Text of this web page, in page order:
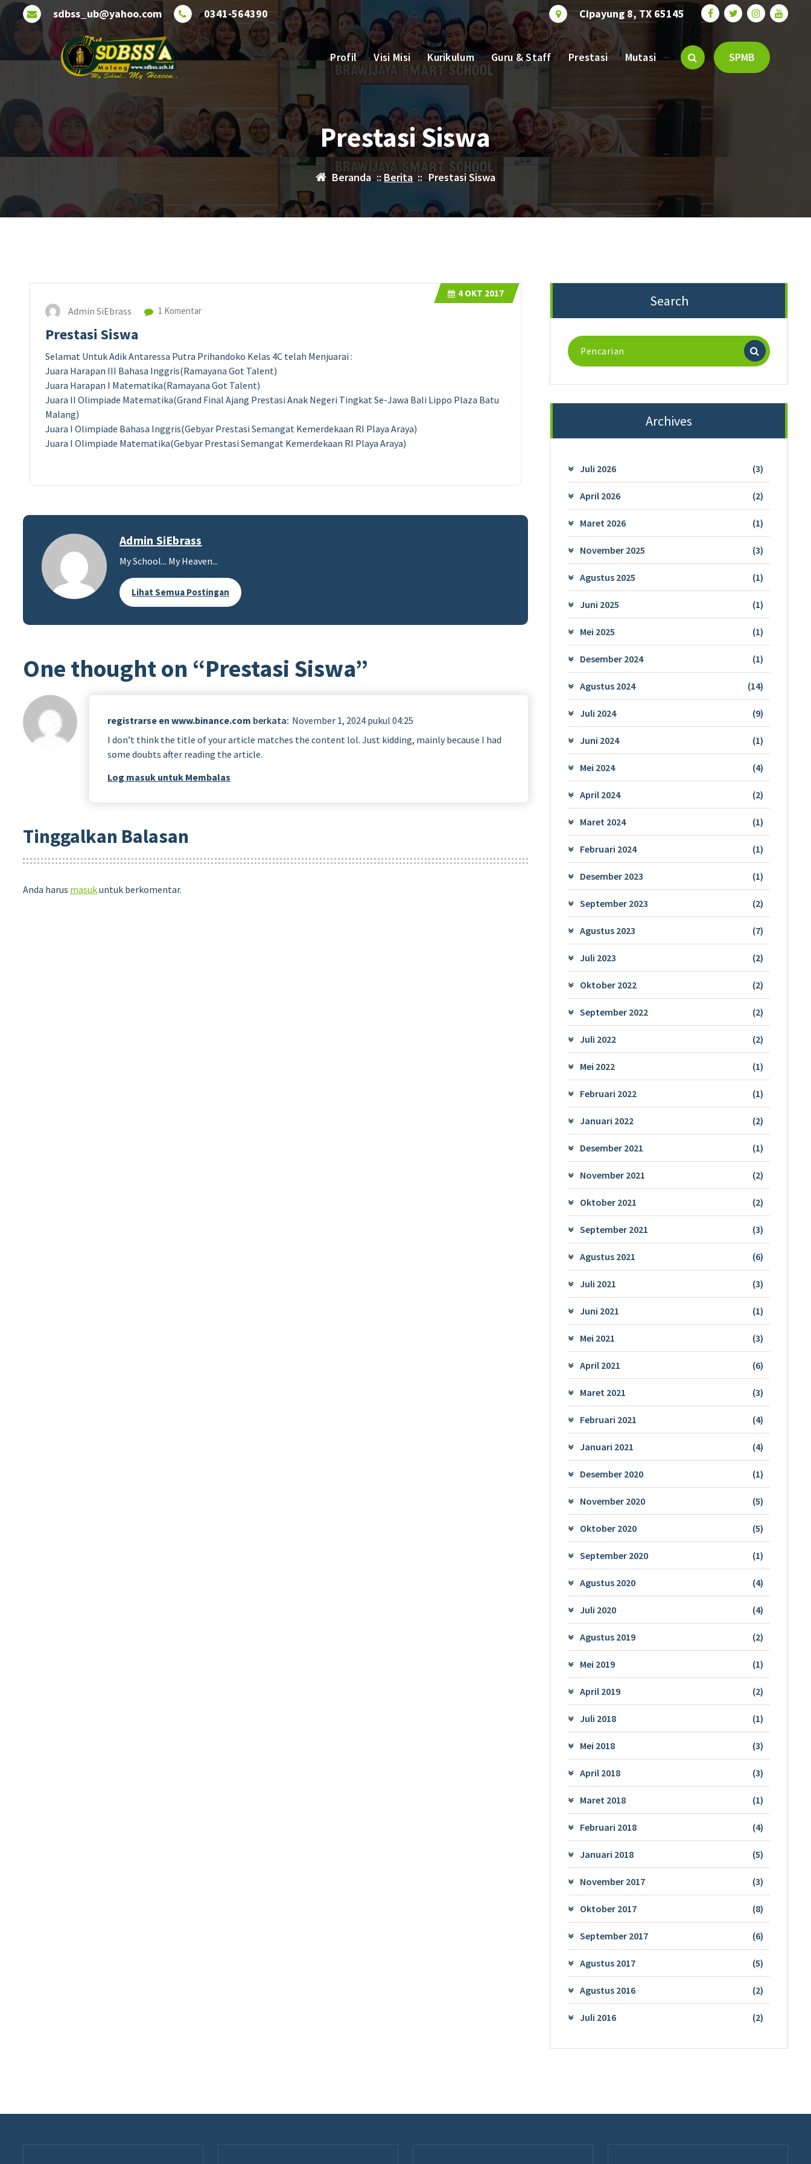
Lewati
ke
sdbss_ub@yahoo.com 0341-564390 Cipayung 8, TX 65145
Profil Visi Misi Kurikulum Guru & Staff Prestasi Mutasi SPMB
Prestasi Siswa
Beranda ::Berita:: Prestasi Siswa
4 OKT 2017
Admin SiEbrass 1 Komentar
Prestasi Siswa
Selamat Untuk Adik Antaressa Putra Prihandoko Kelas 4C telah Menjuarai :
Juara Harapan III Bahasa Inggris(Ramayana Got Talent)
Juara Harapan I Matematika(Ramayana Got Talent)
Juara II Olimpiade Matematika(Grand Final Ajang Prestasi Anak Negeri Tingkat Se-Jawa Bali Lippo Plaza Batu
Malang)
Juara I Olimpiade Bahasa Inggris(Gebyar Prestasi Semangat Kemerdekaan RI Playa Araya)
Juara I Olimpiade Matematika(Gebyar Prestasi Semangat Kemerdekaan RI Playa Araya)
Admin SiEbrass
My School... My Heaven...
Lihat Semua Postingan
One thought on “Prestasi Siswa”
registrarse en www.binance.com berkata: November 1, 2024 pukul 04:25
I don’t think the title of your article matches the content lol. Just kidding, mainly because I had
some doubts after reading the article.
Log masuk untuk Membalas
Tinggalkan Balasan
Anda harus masukuntuk berkomentar.
Search
Pencarian
untuk:
Archives
Juli 2026 (3)
April 2026 (2)
Maret 2026 (1)
November 2025 (3)
Agustus 2025 (1)
Juni 2025 (1)
Mei 2025 (1)
Desember 2024 (1)
Agustus 2024 (14)
Juli 2024 (9)
Juni 2024 (1)
Mei 2024 (4)
April 2024 (2)
Maret 2024 (1)
Februari 2024 (1)
Desember 2023 (1)
September 2023 (2)
Agustus 2023 (7)
Juli 2023 (2)
Oktober 2022 (2)
September 2022 (2)
Juli 2022 (2)
Mei 2022 (1)
Februari 2022 (1)
Januari 2022 (2)
Desember 2021 (1)
November 2021 (2)
Oktober 2021 (2)
September 2021 (3)
Agustus 2021 (6)
Juli 2021 (3)
Juni 2021 (1)
Mei 2021 (3)
April 2021 (6)
Maret 2021 (3)
Februari 2021 (4)
Januari 2021 (4)
Desember 2020 (1)
November 2020 (5)
Oktober 2020 (5)
September 2020 (1)
Agustus 2020 (4)
Juli 2020 (4)
Agustus 2019 (2)
Mei 2019 (1)
April 2019 (2)
Juli 2018 (1)
Mei 2018 (3)
April 2018 (3)
Maret 2018 (1)
Februari 2018 (4)
Januari 2018 (5)
November 2017 (3)
Oktober 2017 (8)
September 2017 (6)
Agustus 2017 (5)
Agustus 2016 (2)
Juli 2016 (2)